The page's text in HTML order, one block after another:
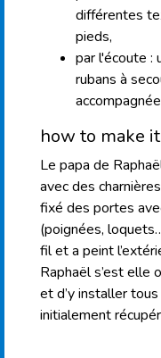
différentes
pieds,
par l'écoute :
rubans à
how to make it
Le papa de
avec des
fixé des portes
(poignées,
fil et a peint
Raphaël s’est elle
et d’y installer
initialement